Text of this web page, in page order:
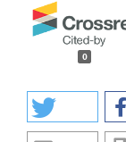
0